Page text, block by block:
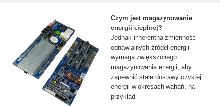
Czym jest magazynowanie
energii cieplnej?
Jednak inherentna zmienność
odnawialnych źródeł energii
wymaga zwiększonego
magazynowania energii, aby
zapewnić stałe dostawy czystej
energii w okresach wahań, na
przykład